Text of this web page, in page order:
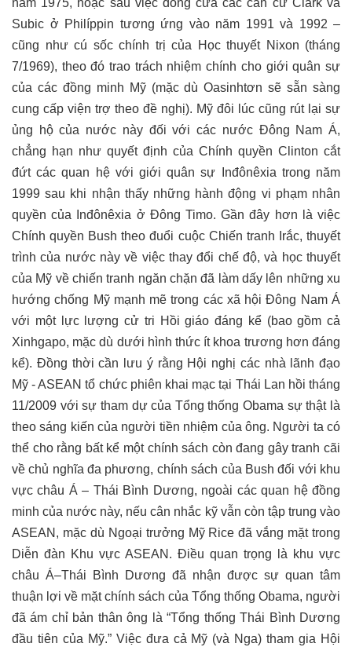
năm 1975, hoặc sau việc đóng cửa các căn cứ Clark và
Subic ở Philíppin tương ứng vào năm 1991 và 1992 –
cũng như cú sốc chính trị của Học thuyết Nixon (tháng
7/1969), theo đó trao trách nhiệm chính cho giới quân sự
của các đồng minh Mỹ (mặc dù Oasinhtơn sẽ sẵn sàng
cung cấp viện trợ theo đề nghị). Mỹ đôi lúc cũng rút lại sự
ủng hộ của nước này đối với các nước Đông Nam Á,
chẳng hạn như quyết định của Chính quyền Clinton cắt
đứt các quan hệ với giới quân sự Inđônêxia trong năm
1999 sau khi nhận thấy những hành động vi phạm nhân
quyền của Inđônêxia ở Đông Timo. Gần đây hơn là việc
Chính quyền Bush theo đuổi cuộc Chiến tranh Irắc, thuyết
trình của nước này về việc thay đổi chế độ, và học thuyết
của Mỹ về chiến tranh ngăn chặn đã làm dấy lên những xu
hướng chống Mỹ mạnh mẽ trong các xã hội Đông Nam Á
với một lực lượng cử tri Hồi giáo đáng kể (bao gồm cả
Xinhgapo, mặc dù dưới hình thức ít khoa trương hơn đáng
kể). Đồng thời cần lưu ý rằng Hội nghị các nhà lãnh đạo
Mỹ - ASEAN tổ chức phiên khai mạc tại Thái Lan hồi tháng
11/2009 với sự tham dự của Tổng thống Obama sự thật là
theo sáng kiến của người tiền nhiệm của ông. Người ta có
thể cho rằng bất kể một chính sách còn đang gây tranh cãi
về chủ nghĩa đa phương, chính sách của Bush đối với khu
vực châu Á – Thái Bình Dương, ngoài các quan hệ đồng
minh của nước này, nếu cân nhắc kỹ vẫn còn tập trung vào
ASEAN, mặc dù Ngoại trưởng Mỹ Rice đã vắng mặt trong
Diễn đàn Khu vực ASEAN. Điều quan trọng là khu vực
châu Á–Thái Bình Dương đã nhận được sự quan tâm
thuận lợi về mặt chính sách của Tổng thống Obama, người
đã ám chỉ bản thân ông là “Tổng thống Thái Bình Dương
đầu tiên của Mỹ.” Việc đưa cả Mỹ (và Nga) tham gia Hội